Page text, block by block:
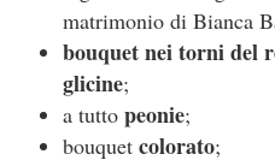
matrimonio di Bianca
bouquet nei torni del
glicine;
a tutto peonie;
bouquet colorato;